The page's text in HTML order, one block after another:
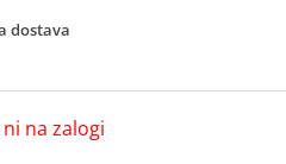
dostava
ni na zalogi